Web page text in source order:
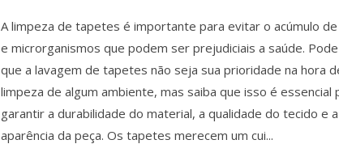
A limpeza de tapetes é importante para evitar o acúmulo
e microrganismos que podem ser prejudiciais a saúde.
que a lavagem de tapetes não seja sua prioridade na hora
limpeza de algum ambiente, mas saiba que isso é essencial
garantir a durabilidade do material, a qualidade do tecido e
aparência da peça. Os tapetes merecem um cui...